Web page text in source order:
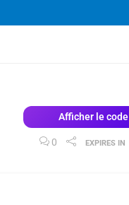
Afficher le code
0 EXPIRES IN